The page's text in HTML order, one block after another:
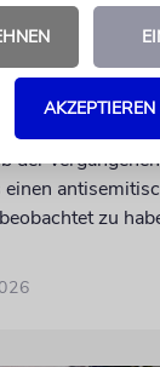
Jüdische
Realität
jüdischen
der
einen
zu
AKZEPTIEREN